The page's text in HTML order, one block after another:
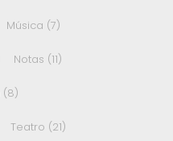
Música (7)
Notas (11)
(8)
Teatro (21)